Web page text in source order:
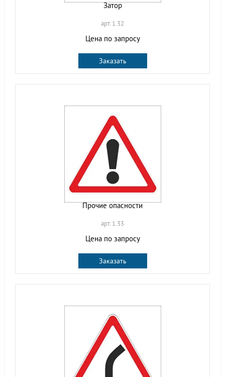
Затор
арт. 1.32
Цена по запросу
Заказать
Прочие опасности
арт. 1.33
Цена по запросу
Заказать